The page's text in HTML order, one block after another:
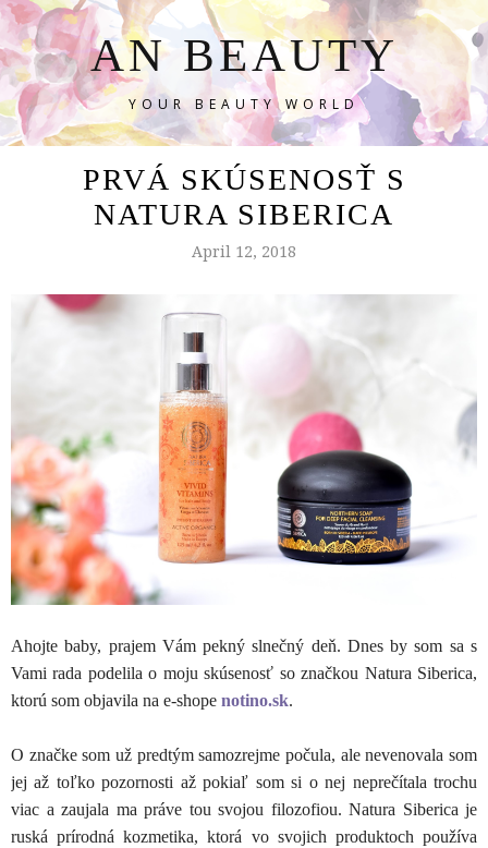
AN BEAUTY
YOUR BEAUTY WORLD
PRVÁ SKÚSENOSŤ S
NATURA SIBERICA
April 12, 2018
Ahojte baby, prajem Vám pekný slnečný deň. Dnes by som sa s
Vami rada podelila o moju skúsenosť so značkou Natura Siberica,
ktorú som objavila na e-shope notino.sk.
O značke som už predtým samozrejme počula, ale nevenovala som
jej až toľko pozornosti až pokiaľ som si o nej neprečítala trochu
viac a zaujala ma práve tou svojou filozofiou. Natura Siberica je
ruská prírodná kozmetika, ktorá vo svojich produktoch používa